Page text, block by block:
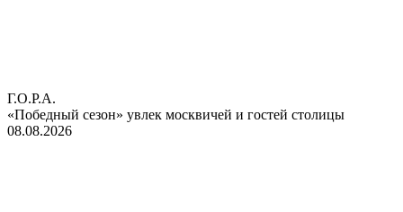
Г.О.Р.А.
«Победный сезон» увлек москвичей и гостей столицы
08.08.2026